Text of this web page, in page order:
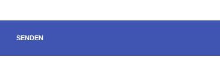
SENDEN